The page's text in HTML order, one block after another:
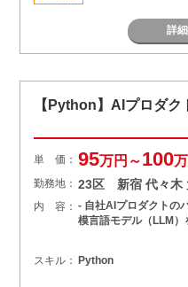
詳
【Python】AIプロダ
単 価： 95万円～100
勤務地： 23区 新宿 代々木
内 容： - 自社AIプロダクトの
模言語モデル（LLM
スキル： Python